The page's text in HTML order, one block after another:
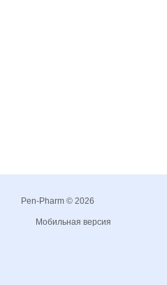
Pen-Pharm © 2026
Мобильная версия